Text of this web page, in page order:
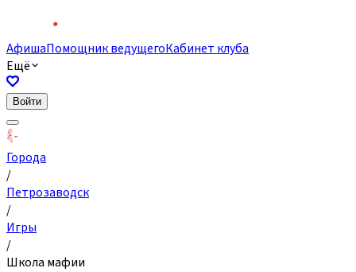
АфишаПомощник ведущегоКабинет клуба
Ещё
Войти
Города
/
Петрозаводск
/
Игры
/
Школа мафии